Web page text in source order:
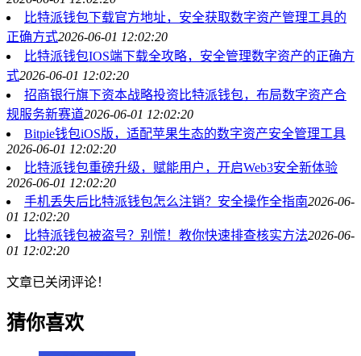
比特派钱包下载官方地址，安全获取数字资产管理工具的
正确方式2026-06-01 12:02:20
比特派钱包IOS端下载全攻略，安全管理数字资产的正确方
式2026-06-01 12:02:20
招商银行旗下资本战略投资比特派钱包，布局数字资产合
规服务新赛道2026-06-01 12:02:20
Bitpie钱包iOS版，适配苹果生态的数字资产安全管理工具
2026-06-01 12:02:20
比特派钱包重磅升级，赋能用户，开启Web3安全新体验
2026-06-01 12:02:20
手机丢失后比特派钱包怎么注销？安全操作全指南2026-06-
01 12:02:20
比特派钱包被盗号？别慌！教你快速排查核实方法2026-06-
01 12:02:20
文章已关闭评论！
猜你喜欢